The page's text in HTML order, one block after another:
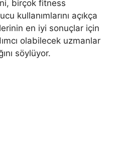
birçok fitness
kullanımlarını açıkça
en iyi sonuçlar için
olabilecek uzmanlar
söylüyor.